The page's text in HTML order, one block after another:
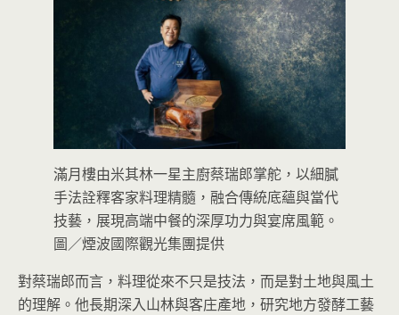
滿月樓由米其林一星主廚蔡瑞郎掌舵，以細膩
手法詮釋客家料理精髓，融合傳統底蘊與當代
技藝，展現高端中餐的深厚功力與宴席風範。
圖／煙波國際觀光集團提供
對蔡瑞郎而言，料理從來不只是技法，而是對土地與風土
的理解。他長期深入山林與客庄產地，研究地方發酵工藝